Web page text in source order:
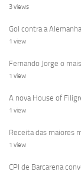
3 views
Gol contra a
1 view
Fernando Jorge o
1 view
A nova House of
1 view
Receita das maiores
1 view
CPI de Barcarena